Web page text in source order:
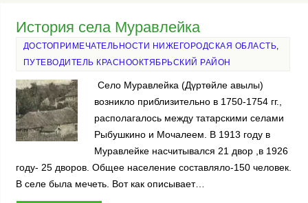
История села Муравлейка
ДОСТОПРИМЕЧАТЕЛЬНОСТИ НИЖЕГОРОДСКАЯ ОБЛАСТЬ,
ПУТЕВОДИТЕЛЬ КРАСНООКТЯБРЬСКИЙ РАЙОН
Село Муравлейка (Дүртөйле авылы)
возникло приблизительно в 1750-1754 гг.,
располагалось между татарскими селами
Рыбушкино и Мочалеем. В 1913 году в
Муравлейке насчитывался 21 двор ,в 1926
году- 25 дворов. Общее население составляло-150 человек.
В селе была мечеть. Вот как описывает…